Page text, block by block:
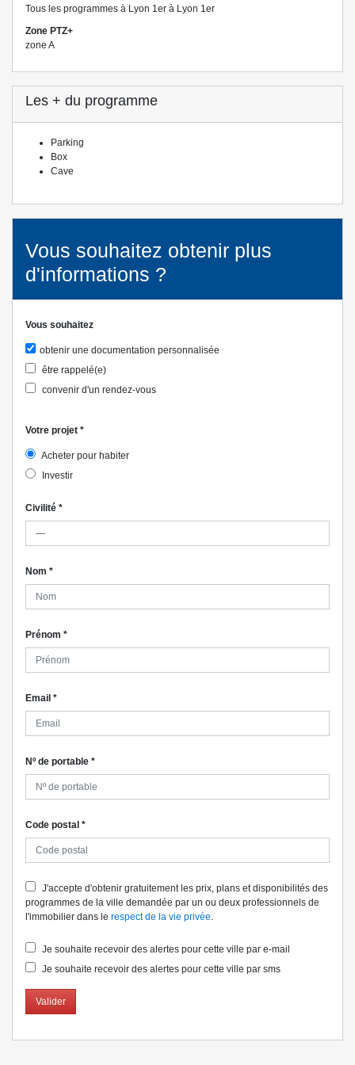
Tous les programmes à Lyon 1er à Lyon 1er
Zone PTZ+
zone A
Les + du programme
Parking
Box
Cave
Vous souhaitez obtenir plus
d'informations ?
Vous souhaitez
obtenir une documentation personnalisée
être rappelé(e)
convenir d'un rendez-vous
Votre projet *
Acheter pour habiter
Investir
Civilité *
Nom *
Prénom *
Email *
Nº de portable *
Code postal *
J'accepte d'obtenir gratuitement les prix, plans et disponibilités des
programmes de la ville demandée par un ou deux professionnels de
l'immobilier dans le respect de la vie privée.
Je souhaite recevoir des alertes pour cette ville par e-mail
Je souhaite recevoir des alertes pour cette ville par sms
Valider